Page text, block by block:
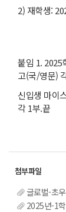
2) 재학생:
붙임 1. 2025
고(국/영문)
신입생 마이
각 1부.끝
글로벌-초
2025년-1